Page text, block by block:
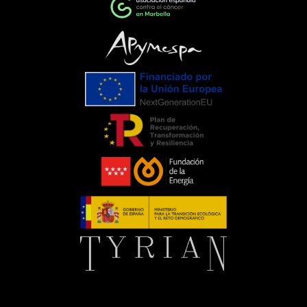
ponen de manifiesto el importante
papel que pueden desempeñar las
empresas cuando unen esfuerzos en
torno a una causa común. La
colaboración entre entidades,
organizaciones y ciudadanía demuestra
que, trabajando juntos, es posible
generar un impacto que trasciende el
propio evento.Para C. de Salamanca,
participar en esta iniciativa supone
renovar nuestro compromiso con
aquellas acciones que mejoran la vida
de las personas y apoyan el trabajo de
entidades que, como la Asociación